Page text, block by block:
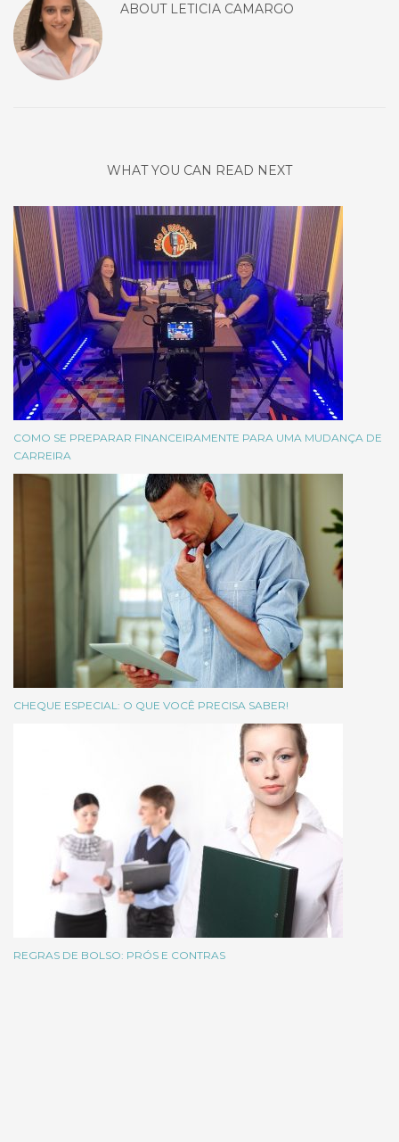
ABOUT LETICIA CAMARGO
WHAT YOU CAN READ NEXT
COMO SE PREPARAR FINANCEIRAMENTE PARA UMA MUDANÇA DE
CARREIRA
CHEQUE ESPECIAL: O QUE VOCÊ PRECISA SABER!
REGRAS DE BOLSO: PRÓS E CONTRAS